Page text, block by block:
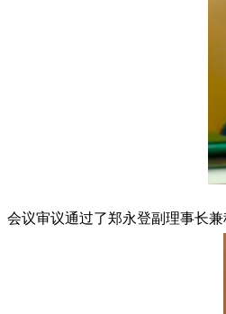
会议审议通过了郑永登副理事长